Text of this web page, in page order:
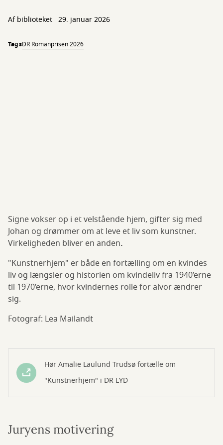
Af biblioteket 29. januar 2026
TagsDR Romanprisen 2026
Signe vokser op i et velstående hjem, gifter sig med
Johan og drømmer om at leve et liv som kunstner.
Virkeligheden bliver en anden.
"Kunstnerhjem" er både en fortælling om en kvindes
liv og længsler og historien om kvindeliv fra 1940’erne
til 1970’erne, hvor kvindernes rolle for alvor ændrer
sig.
Fotograf: Lea Mailandt
Hør Amalie Laulund Trudsø fortælle om
"Kunstnerhjem" i DR LYD
Juryens motivering